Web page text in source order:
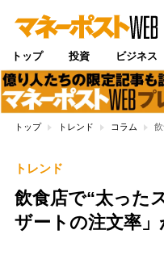
トップ 投資 ビジネス
トップ トレンド コラム
トレンド
飲食店で“太った
ザートの注文率